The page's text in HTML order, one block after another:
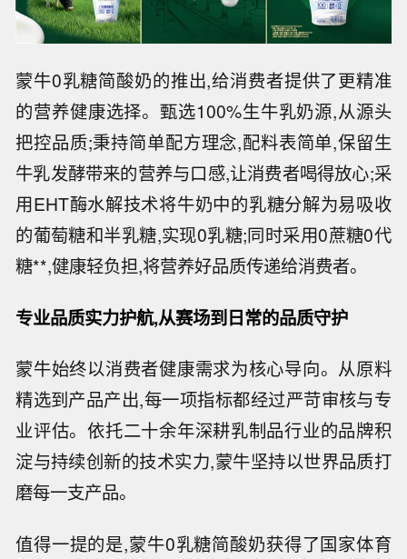
蒙牛0乳糖简酸奶的推出,给消费者提供了更精准
的营养健康选择。甄选100%生牛乳奶源,从源头
把控品质;秉持简单配方理念,配料表简单,保留生
牛乳发酵带来的营养与口感,让消费者喝得放心;采
用EHT酶水解技术将牛奶中的乳糖分解为易吸收
的葡萄糖和半乳糖,实现0乳糖;同时采用0蔗糖0代
糖**,健康轻负担,将营养好品质传递给消费者。
专业品质实力护航,从赛场到日常的品质守护
蒙牛始终以消费者健康需求为核心导向。从原料
精选到产品产出,每一项指标都经过严苛审核与专
业评估。依托二十余年深耕乳制品行业的品牌积
淀与持续创新的技术实力,蒙牛坚持以世界品质打
磨每一支产品。
值得一提的是,蒙牛0乳糖简酸奶获得了国家体育